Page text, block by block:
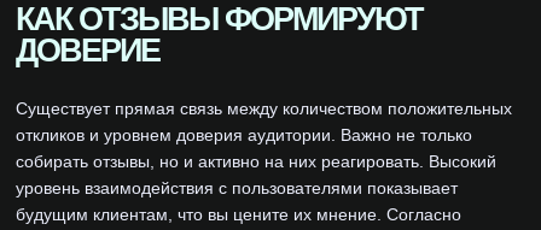
КАК ОТЗЫВЫ ФОРМИРУЮТ
ДОВЕРИЕ
Существует прямая связь между количеством положительных
откликов и уровнем доверия аудитории. Важно не только
собирать отзывы, но и активно на них реагировать. Высокий
уровень взаимодействия с пользователями показывает
будущим клиентам, что вы цените их мнение. Согласно